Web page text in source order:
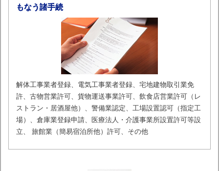
もなう諸手続
解体工事業者登録、電気工事業者登録、宅地建物取引業免
許、古物営業許可、貨物運送事業許可、飲食店営業許可（レ
ストラン・居酒屋他）、警備業認定、工場設置認可（指定工
場）、倉庫業登録申請、医療法人・介護事業所設置許可等設
立、 旅館業（簡易宿泊所他）許可、その他